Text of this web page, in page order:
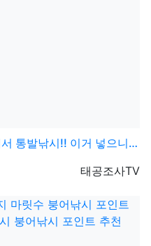
낚시!! 이거 넣으니 3분만에 대…
등록자
태공조사TV